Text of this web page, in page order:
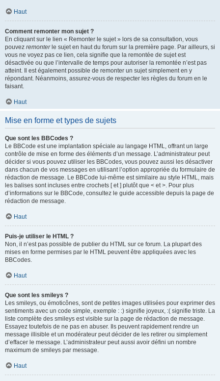
Haut
Comment remonter mon sujet ?
En cliquant sur le lien « Remonter le sujet » lors de sa consultation, vous
pouvez remonterle sujet en haut du forum sur la première page. Par ailleurs, si
vous ne voyez pas ce lien, cela signifie que la remontée de sujet est
désactivée ou que l’intervalle de temps pour autoriser la remontée n’est pas
atteint. Il est également possible de remonter un sujet simplement en y
répondant. Néanmoins, assurez-vous de respecter les règles du forum en le
faisant.
Haut
Mise en forme et types de sujets
Que sont les BBCodes ?
Le BBCode est une implantation spéciale au langage HTML, offrant un large
contrôle de mise en forme des éléments d’un message. L’administrateur peut
décider si vous pouvez utiliser les BBCodes, vous pouvez aussi les désactiver
dans chacun de vos messages en utilisant l’option appropriée du formulaire de
rédaction de message. Le BBCode lui-même est similaire au style HTML, mais
les balises sont incluses entre crochets [ et ] plutôt que < et >. Pour plus
d’informations sur le BBCode, consultez le guide accessible depuis la page de
rédaction de message.
Haut
Puis-je utiliser le HTML ?
Non, il n’est pas possible de publier du HTML sur ce forum. La plupart des
mises en forme permises par le HTML peuvent être appliquées avec les
BBCodes.
Haut
Que sont les smileys ?
Les smileys, ou émoticônes, sont de petites images utilisées pour exprimer des
sentiments avec un code simple, exemple : :) signifie joyeux, :( signifie triste. La
liste complète des smileys est visible sur la page de rédaction de message.
Essayez toutefois de ne pas en abuser. Ils peuvent rapidement rendre un
message illisible et un modérateur peut décider de les retirer ou simplement
d’effacer le message. L’administrateur peut aussi avoir défini un nombre
maximum de smileys par message.
Haut